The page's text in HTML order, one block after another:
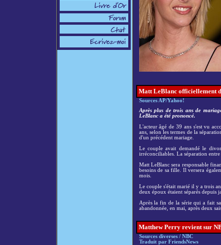
Matt LeBlanc officiellement
Sources AP/Yahoo!
Après plus de trois ans de
LeBlanc a été prononcé.
L'acteur âgé de 39 ans s'est vu
ans, selon les termes de la
d'un précédent mariage.
Le couple avait demandé le
irréconciliables. La séparation
Matt LeBlanc sera responsable
besoins de sa fille. Il versera
mois.
Le couple s'était marié il y a trois
deux époux étaient séparés depuis
Après la fin de la série qui a fait
abandonnée, en mai, après deux
Matthew Perry revient sur
Sources diverses / NBC
Traduit par FriendsNews